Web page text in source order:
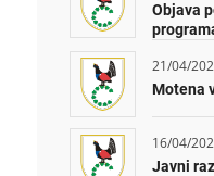
Objava
21/04/
Motena
16/04/
Javni